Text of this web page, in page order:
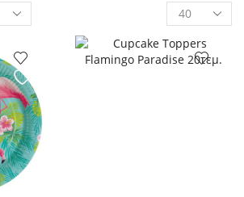
Products
per
page